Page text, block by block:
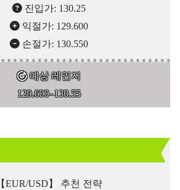
진입가: 130.25
익절가: 129.600
손절가: 130.550
예상 레인지
129.600–130.55
【EUR/USD】 추천 전략